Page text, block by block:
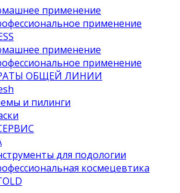
применение
применение
применение
применение
ОБЩЕЙ ЛИНИИ
и пилинги
для подологии
космецевтика